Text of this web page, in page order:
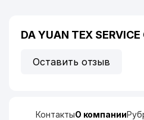
DA YUAN TEX
Оставить отзыв
КонтактыО компании